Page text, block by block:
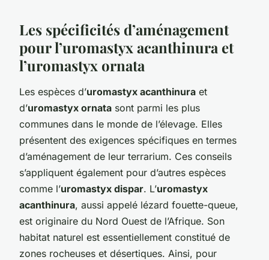
Les spécificités d’aménagement
pour l’uromastyx acanthinura et
l’uromastyx ornata
Les espèces d’uromastyx acanthinura et
d’uromastyx ornata sont parmi les plus
communes dans le monde de l’élevage. Elles
présentent des exigences spécifiques en termes
d’aménagement de leur terrarium. Ces conseils
s’appliquent également pour d’autres espèces
comme l’uromastyx dispar. L’uromastyx
acanthinura, aussi appelé lézard fouette-queue,
est originaire du Nord Ouest de l’Afrique. Son
habitat naturel est essentiellement constitué de
zones rocheuses et désertiques. Ainsi, pour